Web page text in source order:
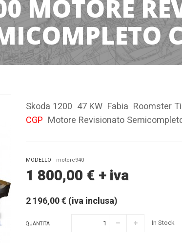
MOTORE
Skoda 1200 47 KW Fabia Roomster
CGP Motore Revisionato
MODELLO motore940
1 800,00 € + iva
2 196,00 € (iva inclusa)
QUANTITA In Stock